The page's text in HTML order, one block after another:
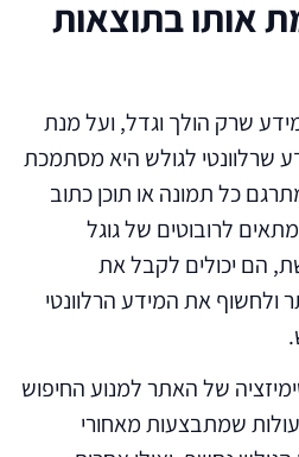
אותו בתוצאות
שרק הולך וגדל, ועל מנת
לגולש היא מסתמכת
כל תמונה או תוכן כתוב
לרובוטים של גוגל
הם יכולים לקבל את
ולחשוף את המידע הרלוונטי
של האתר למנוע החיפוש
שמתבצעות מאחורי